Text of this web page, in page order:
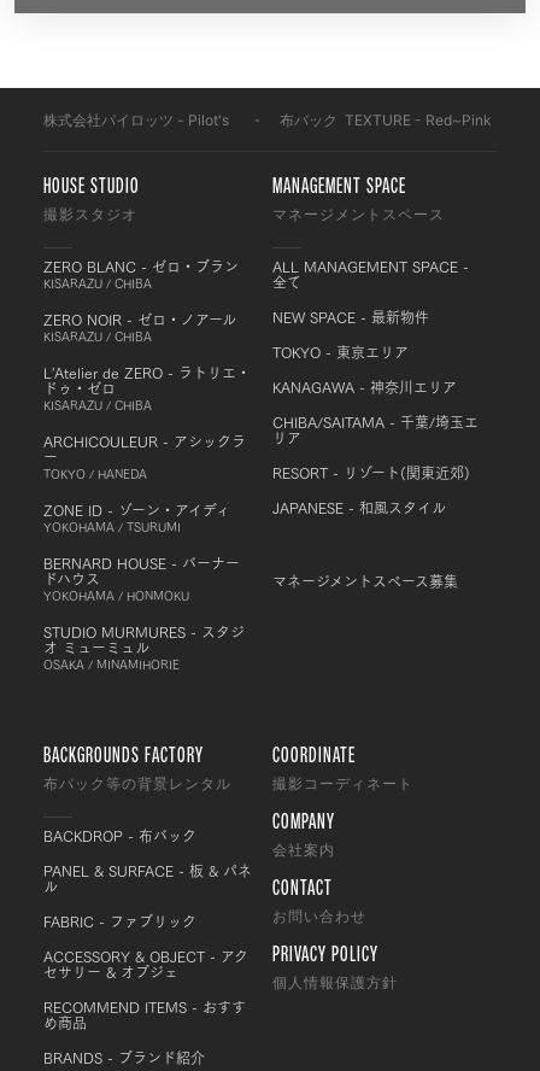
株式会社パイロッツ - Pilot's 布バック TEXTURE - Red~Pink
HOUSE STUDIO
撮影スタジオ
ZERO BLANC - ゼロ・ブラン
KISARAZU / CHIBA
ZERO NOIR - ゼロ・ノアール
KISARAZU / CHIBA
L'Atelier de ZERO - ラトリエ・
ドゥ・ゼロ
KISARAZU / CHIBA
ARCHICOULEUR - アシックラ
ー
TOKYO / HANEDA
ZONE ID - ゾーン・アイディ
YOKOHAMA / TSURUMI
BERNARD HOUSE - バーナー
ドハウス
YOKOHAMA / HONMOKU
STUDIO MURMURES - スタジ
オ ミューミュル
OSAKA / MINAMIHORIE
MANAGEMENT SPACE
マネージメントスペース
ALL MANAGEMENT SPACE -
全て
NEW SPACE - 最新物件
TOKYO - 東京エリア
KANAGAWA - 神奈川エリア
CHIBA/SAITAMA - 千葉/埼玉エ
リア
RESORT - リゾート(関東近郊)
JAPANESE - 和風スタイル
マネージメントスペース募集
BACKGROUNDS FACTORY
布バック等の背景レンタル
BACKDROP - 布バック
PANEL & SURFACE - 板 & パネ
ル
FABRIC - ファブリック
ACCESSORY & OBJECT - アク
セサリー & オブジェ
RECOMMEND ITEMS - おすす
め商品
BRANDS - ブランド紹介
COORDINATE
撮影コーディネート
COMPANY
会社案内
CONTACT
お問い合わせ
PRIVACY POLICY
個人情報保護方針